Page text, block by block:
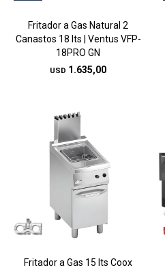
Fritador a Gas Natural 2
Canastos 18 lts | Ventus VFP-
18PRO GN
USD 1.635,00
Fritador a Gas 15 lts Coox